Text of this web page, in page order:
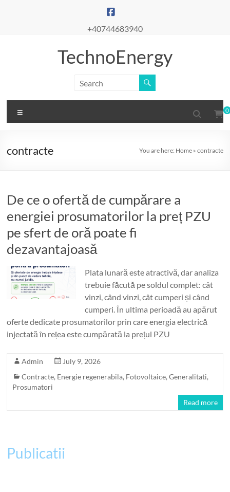
+40744683940
TechnoEnergy
0
contracte You are here: Home» contracte
De ce o ofertă de cumpărare a
energiei prosumatorilor la preț PZU
pe sfert de oră poate fi
dezavantajoasă
Plata lunară este atractivă, dar analiza
trebuie făcută pe soldul complet: cât
vinzi, când vinzi, cât cumperi și când
cumperi. În ultima perioadă au apărut
oferte dedicate prosumatorilor prin care energia electrică
injectată în rețea este cumpărată la prețul PZU
Admin
July 9, 2026
Contracte, Energie regenerabila, Fotovoltaice,Generalitati,
Prosumatori
Read more
Publicatii